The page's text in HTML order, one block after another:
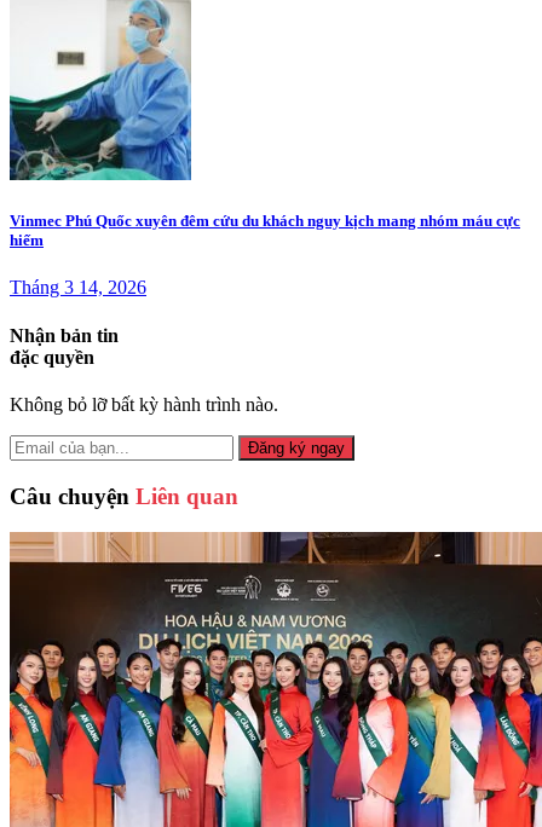
Vinmec Phú Quốc xuyên đêm cứu du khách nguy kịch mang nhóm máu cực
hiếm
Tháng 3 14, 2026
Nhận bản tin
đặc quyền
Không bỏ lỡ bất kỳ hành trình nào.
Đăng ký ngay
Câu chuyện Liên quan